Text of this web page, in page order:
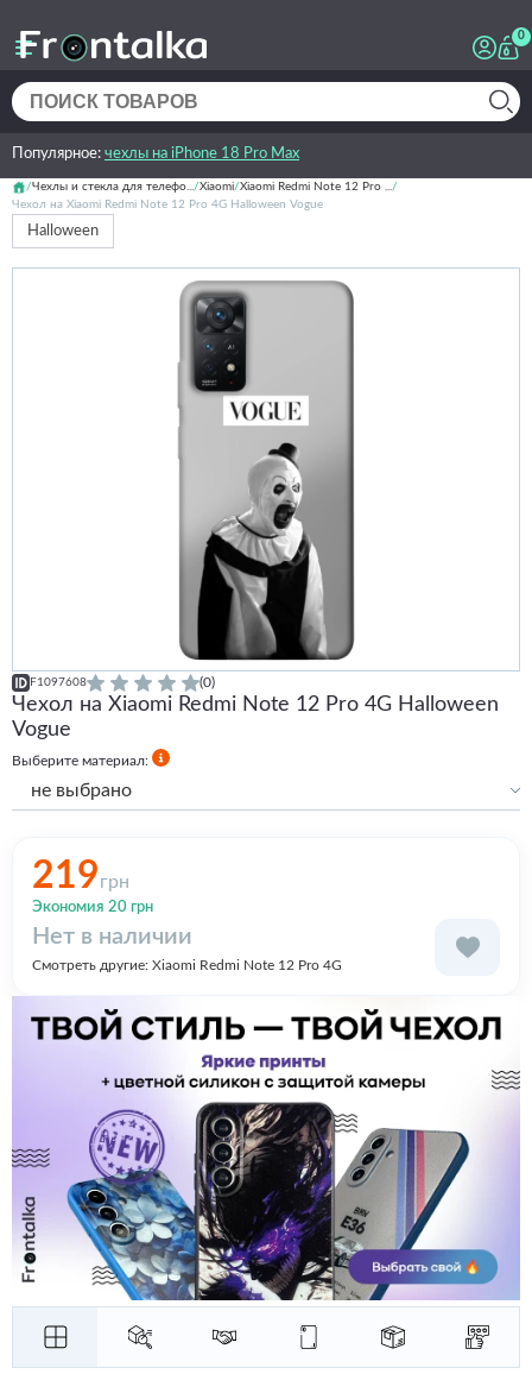
0
Популярное: чехлы на iPhone 18 Pro Max
Чехлы и стекла для телефо... Xiaomi Xiaomi Redmi Note 12 Pro ...
Чехол на Xiaomi Redmi Note 12 Pro 4G Halloween Vogue
Halloween
F1097608 (0)
Чехол на Xiaomi Redmi Note 12 Pro 4G Halloween
Vogue
Выберите материал:
не выбрано
Силиконовый с бортами
219грн
Экономия 20 грн
Нет в наличии
Смотреть другие: Xiaomi Redmi Note 12 Pro 4G